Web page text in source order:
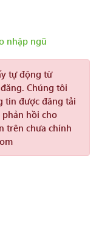
nhập ngũ
tự động từ
Chúng tôi
tin được đăng tải
hồi cho
trên chưa chính